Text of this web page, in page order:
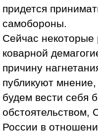
придется
самобороны.
Сейчас
коварной
причину
публикуют
будем вести себя
обстоятельством,
России в